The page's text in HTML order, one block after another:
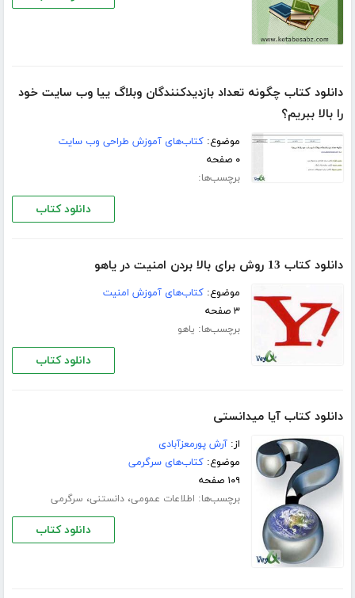
دانلود کتاب چگونه تعداد بازدیدکنندگان وبلاگ ییا وب سایت خود
را بالا ببریم؟
موضوع:کتاب‌های آموزش طراحی وب سایت
۰ صفحه
برچسب‌ها:
دانلود کتاب
دانلود کتاب 13 روش برای بالا بردن امنیت در یاهو
موضوع:کتاب‌های آموزش امنیت
۳ صفحه
برچسب‌ها: یاهو
دانلود کتاب
دانلود کتاب آیا میدانستی
از:آرش پورمعزآبادی
موضوع:کتاب‌های سرگرمی
۱۰۹ صفحه
برچسب‌ها: اطلاعات عمومی،دانستنی، سرگرمی
دانلود کتاب